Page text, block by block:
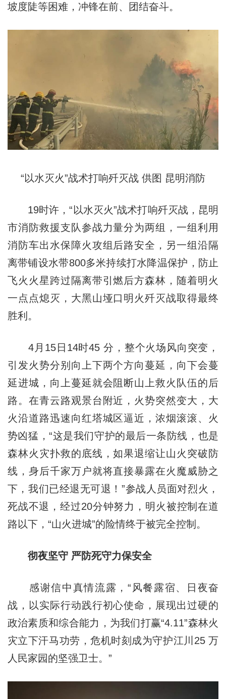
坡度陡等困难，冲锋在前、团结奋斗。
“以水灭火”战术打响歼灭战 供图 昆明消防
19时许，“以水灭火”战术打响歼灭战，昆明
市消防救援支队参战力量分为两组，一组利用
消防车出水保障火攻组后路安全，另一组沿隔
离带铺设水带800多米持续打水降温保护，防止
飞火火星跨过隔离带引燃后方森林，随着明火
一点点熄灭，大黑山垭口明火歼灭战取得最终
胜利。
4月15日14时45 分，整个火场风向突变，
引发火势分别向上下两个方向蔓延，向下会蔓
延进城，向上蔓延就会阻断山上救火队伍的后
路。在青云路观景台附近，火势突然变大，大
火沿道路迅速向红塔城区逼近，浓烟滚滚、火
势凶猛，“这是我们守护的最后一条防线，也是
森林火灾扑救的底线，如果退缩让山火突破防
线，身后千家万户就将直接暴露在火魔威胁之
下，我们已经退无可退！”参战人员面对烈火，
死战不退，经过20分钟努力，明火被控制在道
路以下，“山火进城”的险情终于被完全控制。
彻夜坚守 严防死守力保安全
感谢信中真情流露，“风餐露宿、日夜奋
战，以实际行动践行初心使命，展现出过硬的
政治素质和综合能力，为我们打赢“4.11”森林火
灾立下汗马功劳，危机时刻成为守护江川25 万
人民家园的坚强卫士。”